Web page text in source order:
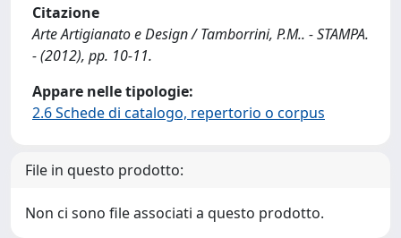
Citazione
Arte Artigianato e Design / Tamborrini, P.M.. - STAMPA.
- (2012), pp. 10-11.
Appare nelle tipologie:
2.6 Schede di catalogo, repertorio o corpus
File in questo prodotto:
Non ci sono file associati a questo prodotto.